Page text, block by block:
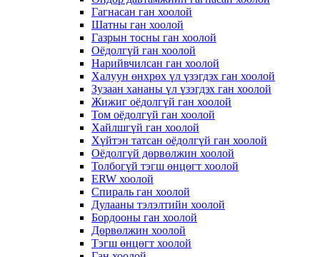
Гагнасан ган хоолой
Шатны ган хоолой
Газрын тосны ган хоолой
Оёдолгүй ган хоолой
Нарийвчилсан ган хоолой
Халуун өнхрөх үл үзэгдэх ган хоолой
Зузаан хананы үл үзэгдэх ган хоолой
Жижиг оёдолгүй ган хоолой
Том оёдолгүй ган хоолой
Хайлшгүй ган хоолой
Хүйтэн татсан оёдолгүй ган хоолой
Оёдолгүй дөрвөлжин хоолой
Толбогүй тэгш өнцөгт хоолой
ERW хоолой
Спираль ган хоолой
Дулааны тэлэлтийн хоолой
Бордооны ган хоолой
Дөрвөлжин хоолой
Тэгш өнцөгт хоолой